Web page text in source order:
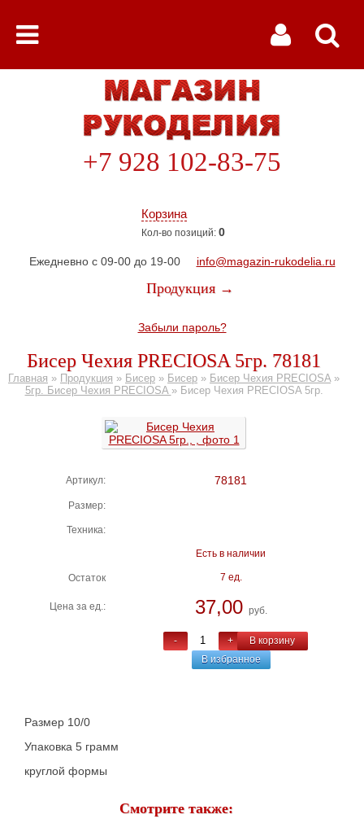
Корзина
Кол-во позиций: 0
+7 928 102-83-75
Ежедневно с 09-00 до 19-00 info@magazin-rukodelia.ru
Продукция →
Забыли пароль?
Бисер Чехия PRECIOSA 5гр. 78181
Главная » Продукция » Бисер » Бисер » Бисер Чехия PRECIOSA»
5гр. Бисер Чехия PRECIOSA » Бисер Чехия PRECIOSA 5гр.
Артикул: 78181
Размер:
Техника:
Есть в наличии
Остаток 7 ед.
Цена за ед.: 37,00 руб.
- +
В корзину
В избранное
Размер 10/0
Упаковка 5 грамм
круглой формы
Смотрите также: